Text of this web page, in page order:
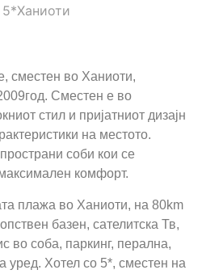
5*Ханиоти
сместен во Ханиоти,
Сместен е во
стил и пријатниот дизајн
на местото.
соби кои се
комфорт.
плажа во Ханиоти, на 80km
базен, сателитска Тв,
во соба, паркинг, перална,
уред. Хотел со 5*, сместен на